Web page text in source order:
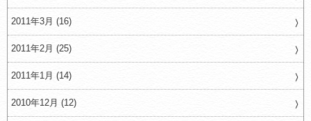
2011年3月 (16)
2011年2月 (25)
2011年1月 (14)
2010年12月 (12)